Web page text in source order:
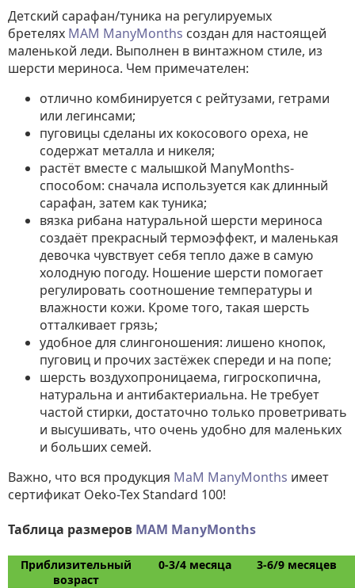
Детский сарафан/туника на регулируемых
бретелях MAM ManyMonths создан для настоящей
маленькой леди. Выполнен в винтажном стиле, из
шерсти мериноса. Чем примечателен:
отлично комбинируется с рейтузами, гетрами
или легинсами;
пуговицы сделаны их кокосового ореха, не
содержат металла и никеля;
растёт вместе с малышкой ManyMonths-
способом: сначала используется как длинный
сарафан, затем как туника;
вязка рибана натуральной шерсти мериноса
создаёт прекрасный термоэффект, и маленькая
девочка чувствует себя тепло даже в самую
холодную погоду. Ношение шерсти помогает
регулировать соотношение температуры и
влажности кожи. Кроме того, такая шерсть
отталкивает грязь;
удобное для слингоношения: лишено кнопок,
пуговиц и прочих застёжек спереди и на попе;
шерсть воздухопроницаема, гигроскопична,
натуральна и антибактериальна. Не требует
частой стирки, достаточно только проветривать
и высушивать, что очень удобно для маленьких
и больших семей.
Важно, что вся продукция МаМ ManyMonths имеет
сертификат Oeko-Tex Standard 100!
Таблица размеров MAM ManyMonths
Приблизительный
возраст
0-3/4 месяца 3-6/9 месяцев